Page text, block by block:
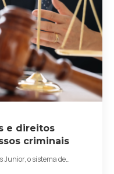
e direitos
criminais
Junior, o sistema de…